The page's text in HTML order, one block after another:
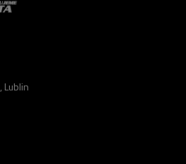
, Lublin